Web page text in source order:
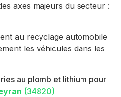
axes majeurs du secteur :
au recyclage automobile
les véhicules dans les
au plomb et lithium pour
(34820)